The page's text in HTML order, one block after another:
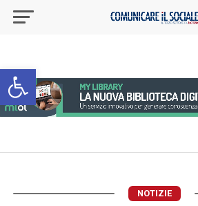
Apri la barra degli strumenti
NOTIZIE